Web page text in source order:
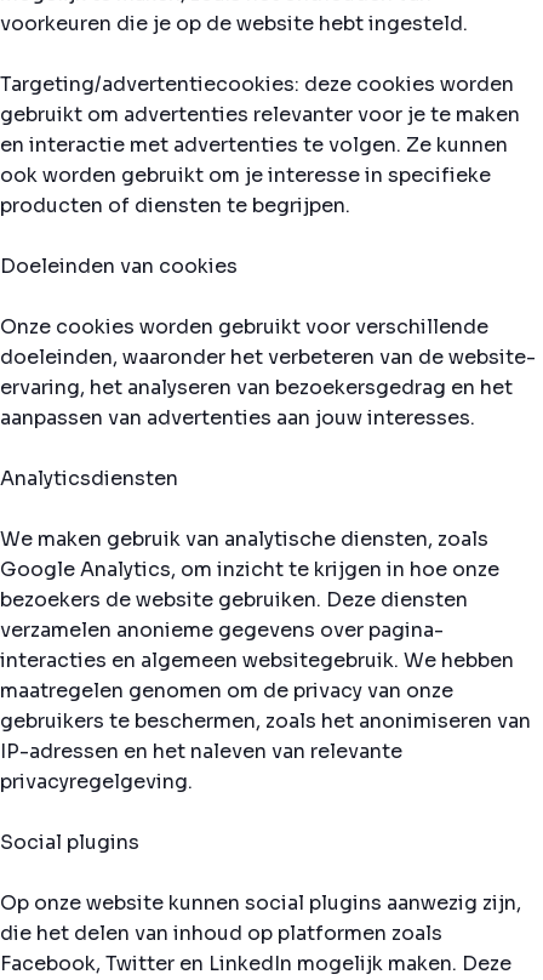
voorkeuren die je op de website hebt ingesteld.
Targeting/advertentiecookies: deze cookies worden
gebruikt om advertenties relevanter voor je te maken
en interactie met advertenties te volgen. Ze kunnen
ook worden gebruikt om je interesse in specifieke
producten of diensten te begrijpen.
Doeleinden van cookies
Onze cookies worden gebruikt voor verschillende
doeleinden, waaronder het verbeteren van de website-
ervaring, het analyseren van bezoekersgedrag en het
aanpassen van advertenties aan jouw interesses.
Analyticsdiensten
We maken gebruik van analytische diensten, zoals
Google Analytics, om inzicht te krijgen in hoe onze
bezoekers de website gebruiken. Deze diensten
verzamelen anonieme gegevens over pagina-
interacties en algemeen websitegebruik. We hebben
maatregelen genomen om de privacy van onze
gebruikers te beschermen, zoals het anonimiseren van
IP-adressen en het naleven van relevante
privacyregelgeving.
Social plugins
Op onze website kunnen social plugins aanwezig zijn,
die het delen van inhoud op platformen zoals
Facebook, Twitter en LinkedIn mogelijk maken. Deze